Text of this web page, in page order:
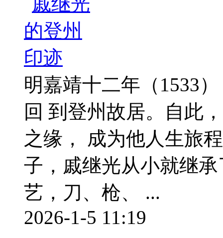
明嘉靖十二年（1533
回 到登州故居。自此
之缘， 成为他人生旅
子，戚继光从小就继
艺，刀、枪、 ...
2026-1-5 11:19